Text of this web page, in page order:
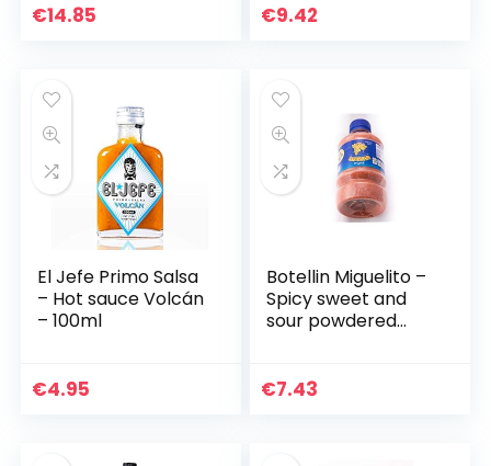
€14.85 €9.42
El Jefe Primo Salsa
– Hot sauce Volcán
– 100ml
€4.95
Botellin Miguelito –
Spicy sweet and
sour powdered
€7.43